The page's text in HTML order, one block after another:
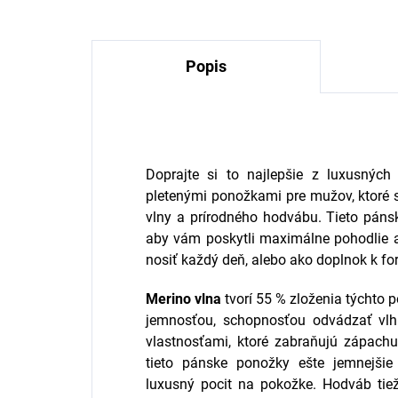
Popis
Doprajte si to najlepšie z
pletenými ponožkami pre mužov,
vlny a prírodného hodvábu. Tieto
aby vám poskytli maximálne
nosiť každý deň, alebo ako doplnok k
Merino vlna tvorí 55 % zloženia týchto
jemnosťou, schopnosťou odvádzať
vlastnosťami, ktoré zabraňujú
tieto pánske ponožky ešte
luxusný pocit na pokožke. Hodváb